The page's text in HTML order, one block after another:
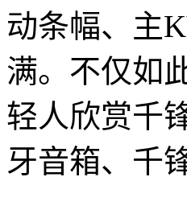
动条幅、主
满。不仅如
轻人欣赏千
牙音箱、千